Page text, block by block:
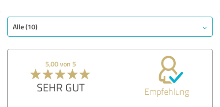
Alle (10)
5,00 von 5
SEHR GUT Empfehlung